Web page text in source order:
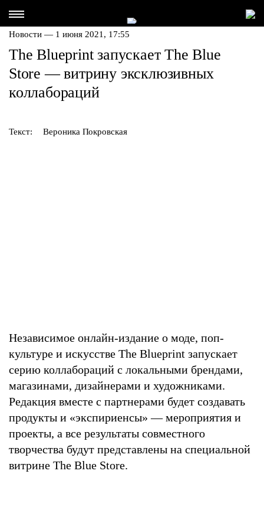
Новости — 1 июня 2021, 17:55
The Blueprint запускает The Blue
Store — витрину эксклюзивных
коллабораций
Текст: Вероника Покровская
Независимое онлайн-издание о моде, поп-
культуре и искусстве The Blueprint запускает
серию коллабораций с локальными брендами,
магазинами, дизайнерами и художниками.
Редакция вместе с партнерами будет создавать
продукты и «экспириенсы» — мероприятия и
проекты, а все результаты совместного
творчества будут представлены на специальной
витрине The Blue Store.